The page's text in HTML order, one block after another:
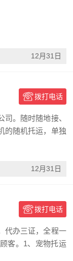
12月31日
拨打电话
。随时随地接、
的随机托运，单独
12月31日
拨打电话
代办三证，全程一
客。1、宠物托运